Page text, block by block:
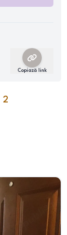
Copiază link
2